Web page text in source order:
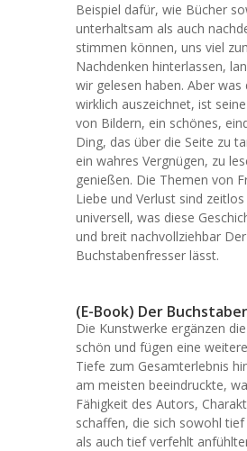
Beispiel dafür, wie Bücher
unterhaltsam als auch
stimmen können, uns viel
Nachdenken hinterlassen,
wir gelesen haben. Aber was
wirklich auszeichnet, ist
von Bildern, ein schönes,
Ding, das über die Seite zu
ein wahres Vergnügen, zu
genießen. Die Themen von
Liebe und Verlust sind zeitlos
universell, was diese
und breit nachvollziehbar Der
Buchstabenfresser lässt.
(E-Book) Der
Die Kunstwerke ergänzen
schön und fügen eine
Tiefe zum Gesamterlebnis
am meisten beeindruckte,
Fähigkeit des Autors,
schaffen, die sich sowohl
als auch tief verfehlt